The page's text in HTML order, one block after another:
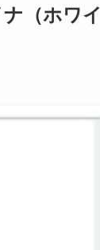
（ホワイ